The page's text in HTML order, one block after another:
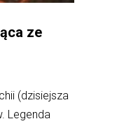
ze
(dzisiejsza
Legenda